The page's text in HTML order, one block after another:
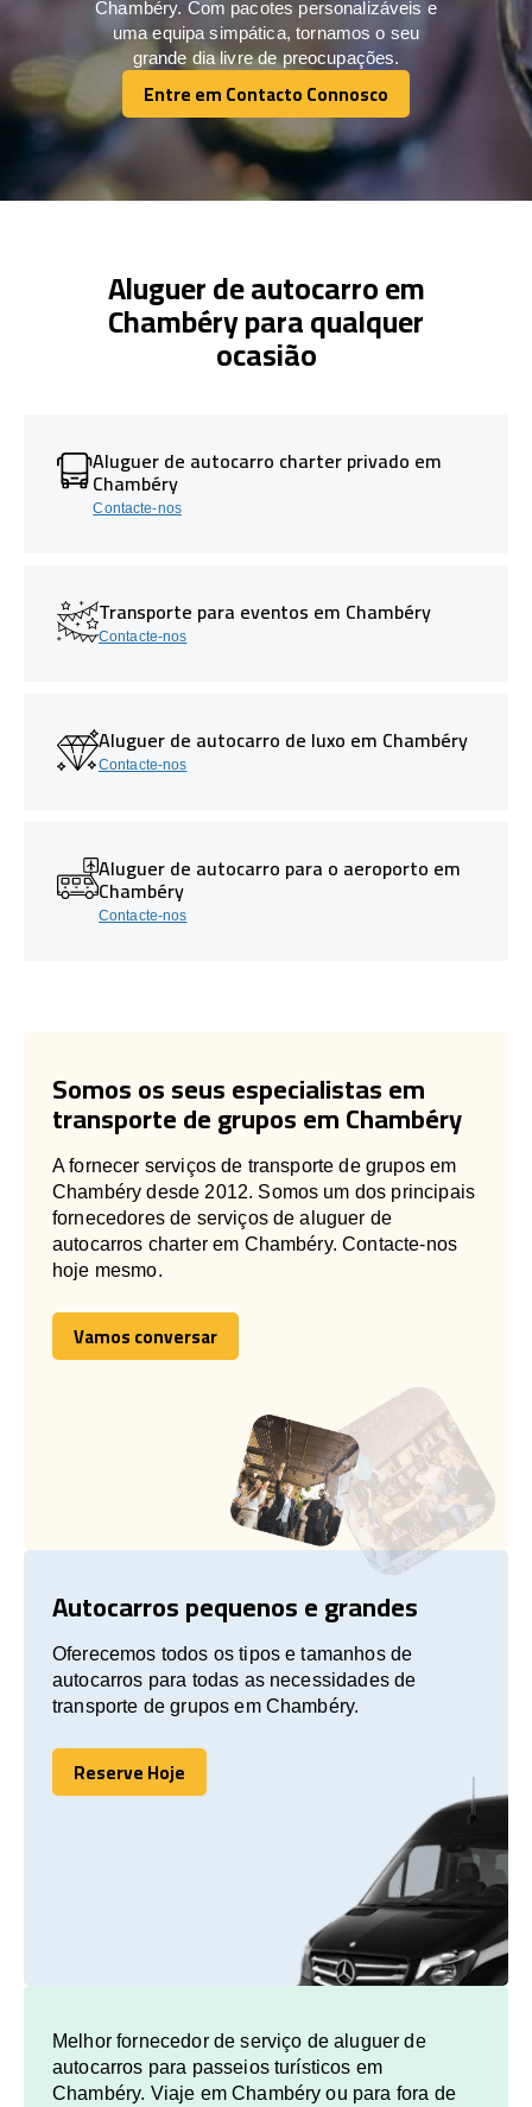
Chambéry. Com pacotes personalizáveis e
uma equipa simpática, tornamos o seu
grande dia livre de preocupações.
Entre em Contacto Connosco
Entre em Contacto Connosco
Aluguer de autocarro em
Chambéry para qualquer
ocasião
Aluguer de autocarro charter privado em
Chambéry
Contacte-nos
Transporte para eventos em Chambéry
Contacte-nos
Aluguer de autocarro de luxo em Chambéry
Contacte-nos
Aluguer de autocarro para o aeroporto em
Chambéry
Contacte-nos
Somos os seus especialistas em
transporte de grupos em Chambéry
A fornecer serviços de transporte de grupos em
Chambéry desde 2012. Somos um dos principais
fornecedores de serviços de aluguer de
autocarros charter em Chambéry. Contacte-nos
hoje mesmo.
Vamos conversar
Vamos conversar
Autocarros pequenos e grandes
Oferecemos todos os tipos e tamanhos de
autocarros para todas as necessidades de
transporte de grupos em Chambéry.
Reserve Hoje
Reserve Hoje
Melhor fornecedor de serviço de aluguer de
autocarros para passeios turísticos em
Chambéry. Viaje em Chambéry ou para fora de